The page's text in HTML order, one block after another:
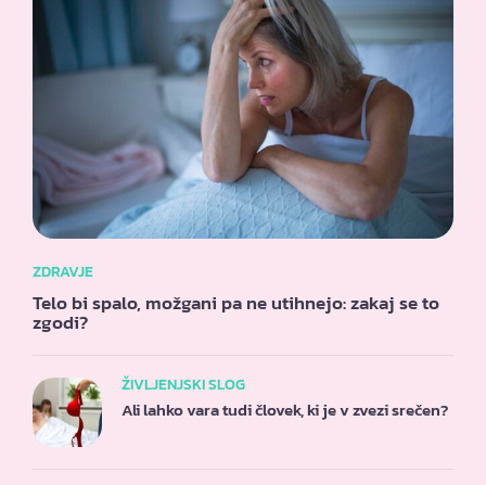
ZDRAVJE
Telo bi spalo, možgani pa ne utihnejo: zakaj se to
zgodi?
ŽIVLJENJSKI SLOG
Ali lahko vara tudi človek, ki je v zvezi srečen?